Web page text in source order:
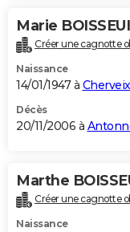
Marie
Créer une cagnotte
Naissance
14/01/1947 à
Décès
20/11/2006 à
Marthe
Créer une cagnotte
Naissance